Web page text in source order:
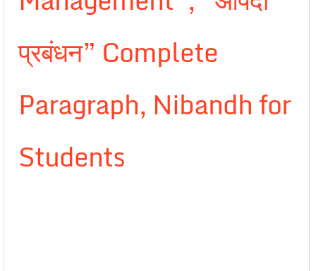
प्रबंधन” Complete
Paragraph, Nibandh for
Students